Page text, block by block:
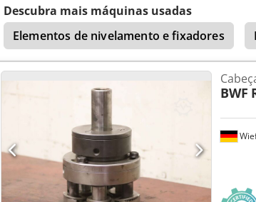
Descubra mais máquinas usadas
Elementos de nivelamento e fixadores
BWF